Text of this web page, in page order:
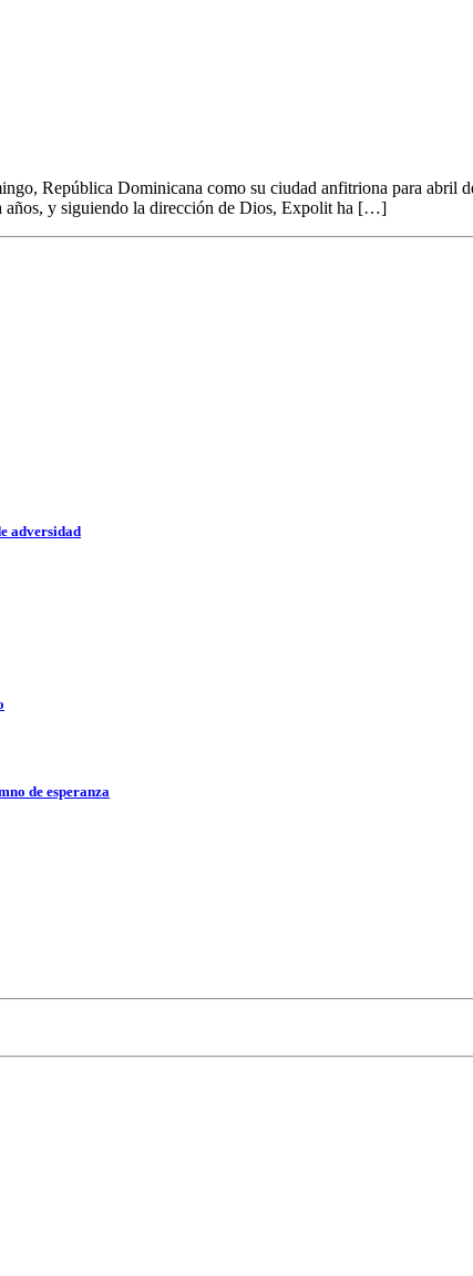
República Dominicana como su ciudad anfitriona para abril
años, y siguiendo la dirección de Dios, Expolit ha […]
adversidad
de esperanza